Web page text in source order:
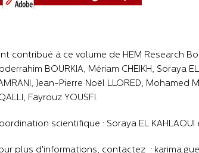
contribué à ce volume de HEM Research
BOURKIA, Mériam CHEIKH, Soraya
Jean-Pierre Noël LLORED, Mohamed
Fayrouz YOUSFI.
scientifique : Soraya EL KAHLAOUI
plus d'informations, contactez :